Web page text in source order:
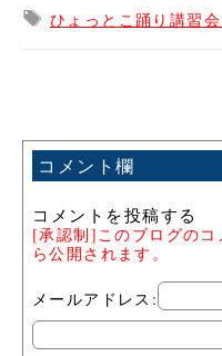
ひょっとこ踊り講習会
コメント欄
コメントを投稿する
[承認制]このブログの
ら公開されます。
メールアドレス: